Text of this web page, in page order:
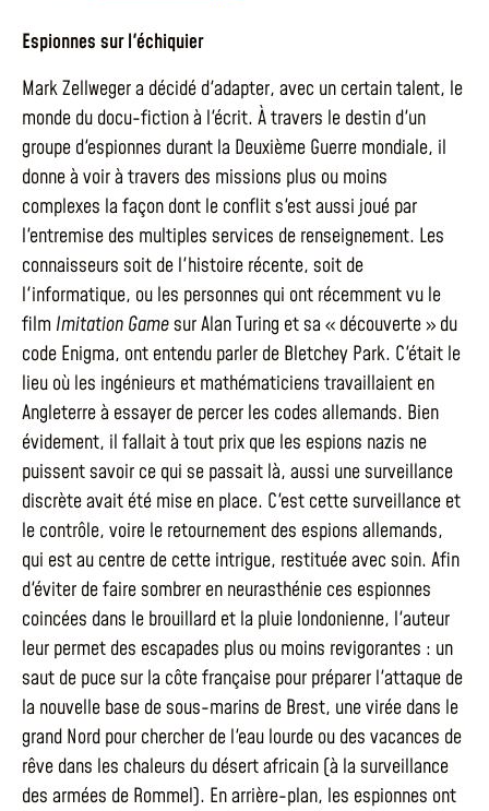
Espionnes sur l'échiquier
Mark Zellweger a décidé d'adapter, avec un certain talent, le
monde du docu-fiction à l'écrit. À travers le destin d'un
groupe d'espionnes durant la Deuxième Guerre mondiale, il
donne à voir à travers des missions plus ou moins
complexes la façon dont le conflit s'est aussi joué par
l'entremise des multiples services de renseignement. Les
connaisseurs soit de l'histoire récente, soit de
l'informatique, ou les personnes qui ont récemment vu le
film Imitation Gamesur Alan Turing et sa « découverte » du
code Enigma, ont entendu parler de Bletchey Park. C'était le
lieu où les ingénieurs et mathématiciens travaillaient en
Angleterre à essayer de percer les codes allemands. Bien
évidement, il fallait à tout prix que les espions nazis ne
puissent savoir ce qui se passait là, aussi une surveillance
discrète avait été mise en place. C'est cette surveillance et
le contrôle, voire le retournement des espions allemands,
qui est au centre de cette intrigue, restituée avec soin. Afin
d'éviter de faire sombrer en neurasthénie ces espionnes
coincées dans le brouillard et la pluie londonienne, l'auteur
leur permet des escapades plus ou moins revigorantes : un
saut de puce sur la côte française pour préparer l'attaque de
la nouvelle base de sous-marins de Brest, une virée dans le
grand Nord pour chercher de l'eau lourde ou des vacances de
rêve dans les chaleurs du désert africain (à la surveillance
des armées de Rommel). En arrière-plan, les espionnes ont